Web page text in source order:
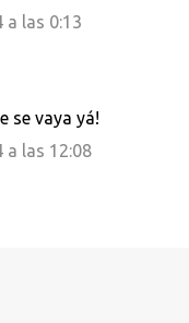
a las 0:13
se vaya yá!
a las 12:08